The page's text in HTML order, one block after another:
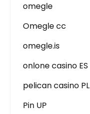
omegle
Omegle cc
omegle.is
onlone casino ES
pelican casino PL
Pin UP